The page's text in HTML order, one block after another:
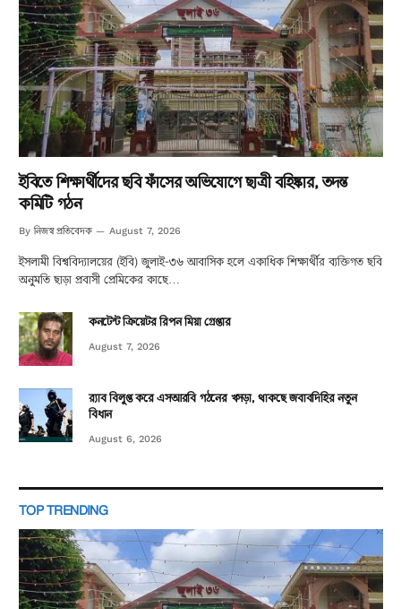
ইবিতে শিক্ষার্থীদের ছবি ফাঁসের অভিযোগে ছাত্রী বহিষ্কার, তদন্ত
কমিটি গঠন
By নিজস্ব প্রতিবেদক August 7, 2026
ইসলামী বিশ্ববিদ্যালয়ের (ইবি) জুলাই-৩৬ আবাসিক হলে একাধিক শিক্ষার্থীর ব্যক্তিগত ছবি
অনুমতি ছাড়া প্রবাসী প্রেমিকের কাছে…
কনটেন্ট ক্রিয়েটর রিপন মিয়া গ্রেপ্তার
August 7, 2026
র‌্যাব বিলুপ্ত করে এসআরবি গঠনের খসড়া, থাকছে জবাবদিহির নতুন
বিধান
August 6, 2026
TOP TRENDING